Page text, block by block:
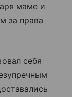
маме и
за права
себя